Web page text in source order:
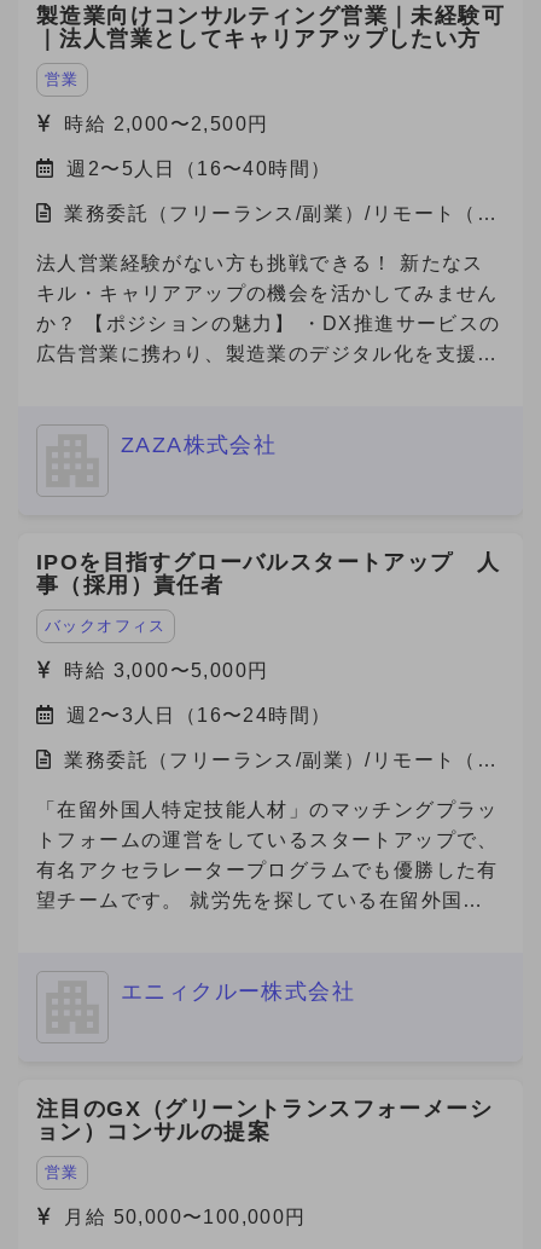
製造業向けコンサルティング営業｜未経験可
｜法人営業としてキャリアアップしたい方
営業
時給 2,000〜2,500円
週2〜5人日（16〜40時間）
業務委託（フリーランス/副業）/リモート（在
法人営業経験がない方も挑戦できる！ 新たなス
キル・キャリアアップの機会を活かしてみません
か？ 【ポジションの魅力】 ・DX推進サービスの
広告営業に携わり、製造業のデジタル化を支援す
迎するフラットな文化があります！ ・成果が報
す！ 【自社の説明】 わたしたちZAZA株式会社
は、「未来を実装する。」をミッションに、 製
造業と旅行プラットフォームの領域で革新を起こ
すスタートアップ企業です。 主力事業である
「Metoree（メトリー）」は、産業用製品に特化
した比較・検索プラットフォームで、 製造業界
のエンジニアや研究者が、最適な製品を選び、効
率的に比較検討できる仕組みを提供しています。
★「産業用製品がすぐにみつかる」というキャッ
チフレーズとともに、製品選定に悩む方々に対し
て「まずはメトリーで検索する」という認知拡大
のためにCM放映中です。
『Metoree』 https://metoree.com/ ★導入事例は
集の背景】 製造業界でもデジタルシフトが加速
流になりつつあります。 この変化を捉え、
「Metoree」への掲載を通じたリード獲得を支援
する需要が急拡大しています。 より多くの製造
るため、 セールス組織の拡大・強化のため増員
ZAZA株式会社
IPOを目指すグローバルスタートアップ 人
事（採用）責任者
バックオフィス
時給 3,000〜5,000円
週2〜3人日（16〜24時間）
業務委託（フリーランス/副業）/リモート（在
「在留外国人特定技能人材」のマッチングプラッ
トフォームの運営をしているスタートアップで、
有名アクセラレータープログラムでも優勝した有
望チームです。 就労先を探している在留外国人
り、現在数万人の外国人労働者が登録しており、
なる拡大や将来的なIPOを見据え、将来的な経営
チームへの参画を視野に入れながら、急成長スタ
ートアップにおいて、中途人材採用を戦略の立案
から実施までリードいただける方を募集いたしま
す。 ■ご応募（興味あり）にあたり■ 【必須1】
エニィクルー株式会社
注目のGX（グリーントランスフォーメーシ
ョン）コンサルの提案
営業
月給 50,000〜100,000円